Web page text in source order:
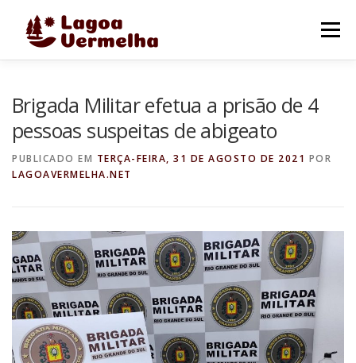
Menu
Brigada Militar efetua a prisão de 4
pessoas suspeitas de abigeato
PUBLICADO EM TERÇA-FEIRA, 31 DE AGOSTO DE 2021 POR
LAGOAVERMELHA.NET